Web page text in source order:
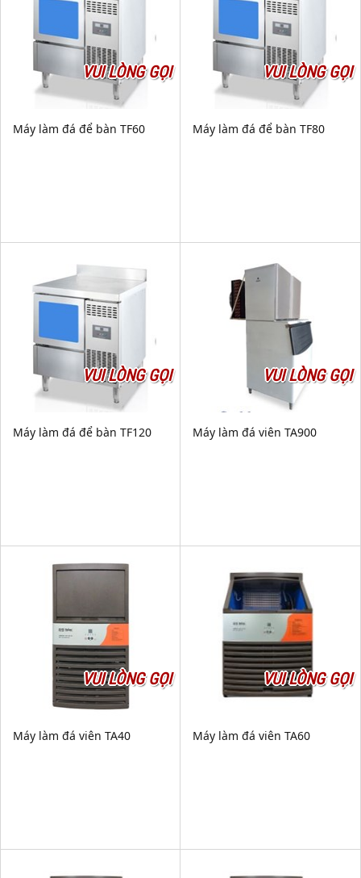
VUI LÒNG GỌI
Máy làm đá để bàn TF60
VUI LÒNG GỌI
Máy làm đá để bàn TF80
VUI LÒNG GỌI
Máy làm đá để bàn TF120
VUI LÒNG GỌI
Máy làm đá viên TA900
VUI LÒNG GỌI
Máy làm đá viên TA40
VUI LÒNG GỌI
Máy làm đá viên TA60